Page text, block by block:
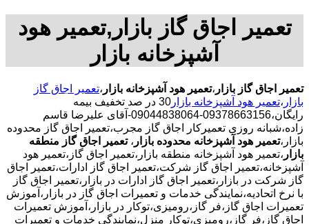
تعمیر اجاق گاز بازار,تعمیر هود
آشپزخانه بازار
تعمیر اجاق گاز بازار ،تعمیر هود آشپزخانه بازار ،تعمیر اجاق گاز
بازار ،تعمیر هود آشپزخانه بازار
30 در صد تخفیف بیمه
رایگان،09378663156-09044838064-آقای علیرضا قاسم
زاده،شبانه روزی تعمیرکار اجاق گاز مجرب،تعمیر اجاق گاز محدوده
بازار،تعمیر هود آشپزخانه محدوده بازار ، تعمیر اجاق گاز منطقه
بازار ،تعمیر هود آشپزخانه منطقه بازار،تعمیر اجاق گاز،تعمیر هود
آشپزخانه،تعمیر اجاق گاز شرکت،تعمیر اجاق گاز ادارات،تعمیر اجاق
گاز شرکت در بازار،تعمیر اجاق گاز ادارات در بازار،تعمیر اجاق گاز
با نرخ اتحادیه،نمایندگی خدمات و تعمیرات اجاق گاز در بازار،آموزش
تعمیرات اجاق گاز،فر گاز،رومیزی،توکار در بازار،آموزش تعمیرات
اجاق گاز،فر گاز،رومیزی،توکار منزل،نمایندگی خدمات و تعمیرات